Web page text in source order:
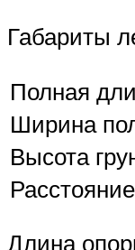
Габариты
Полная
Ширина
Высота
Длина